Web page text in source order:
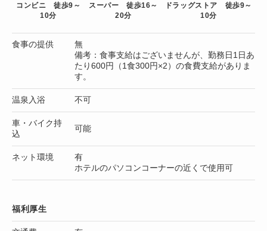
コンビニ 徒歩9～
10分
スーパー 徒歩16～
20分
ドラッグストア 徒歩9～
10分
食事の提供
無
備考：食事支給はございませんが、勤務日1日あ
たり600円（1食300円×2）の食費支給がありま
す。
温泉入浴 不可
車・バイク持
込
可能
ネット環境
有
ホテルのパソコンコーナーの近くで使用可
福利厚生